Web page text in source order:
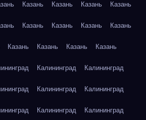
Казань Казань Казань Казань
Казань Казань Казань Казань
Казань Казань Казань Казань
Калининград Калининград
Калининград Калининград
Калининград Калининград